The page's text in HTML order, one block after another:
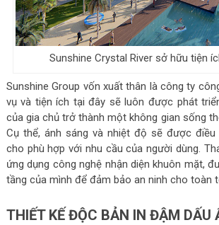
Sunshine Crystal River sở hữu tiện
Sunshine Group vốn xuất thân là công ty
vụ và tiện ích tại đây sẽ luôn được phát
của gia chủ trở thành một không gian sống
Cụ thể, ánh sáng và nhiệt độ sẽ được
cho phù hợp với nhu cầu của người dùng.
ứng dụng công nghệ nhận diện khuôn mặt,
tầng của mình để đảm bảo an ninh cho toàn
THIẾT KẾ ĐỘC BẢN IN ĐẬM DẤU